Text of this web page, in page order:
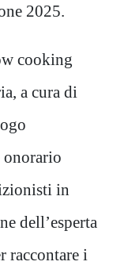
2025.
cooking
a cura di
onorario
in
dell’esperta
raccontare i